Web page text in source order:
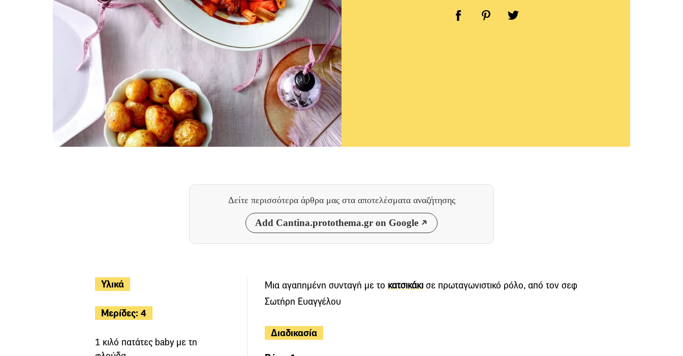
Δείτε περισσότερα άρθρα μας στα αποτελέσματα αναζήτησης
Add Cantina.protothema.gr on Google
Υλικά
Μερίδες: 4
1 κιλό πατάτες baby µε τη
Μια αγαπημένη συνταγή με το κατσικάκι σε πρωταγωνιστικό ρόλο, από τον σεφ
Σωτήρη Ευαγγέλου
Διαδικασία